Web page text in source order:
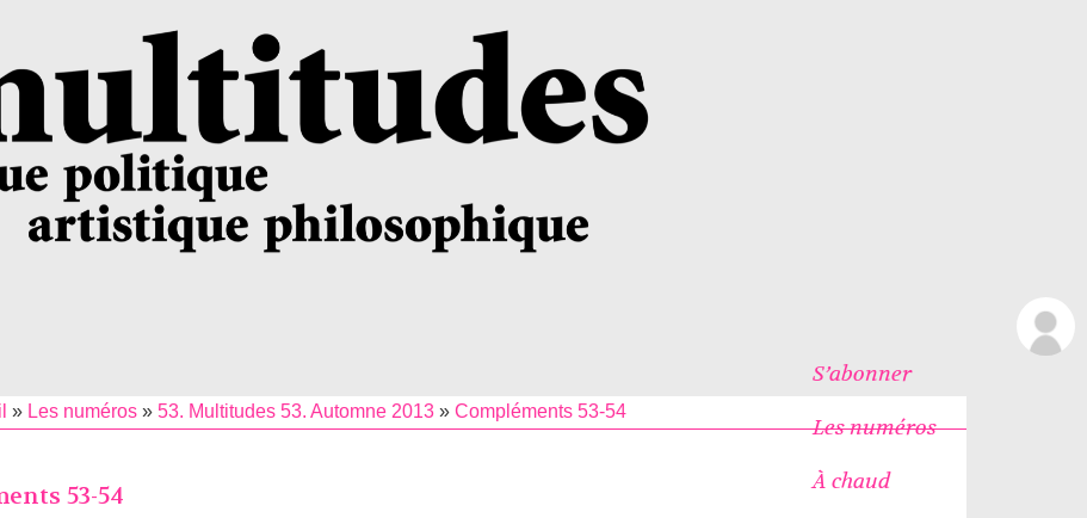
S’abonner
Les numéros
À chaud
» Les numéros» 53. Multitudes 53. Automne 2013» Compléments 53-54
53-54